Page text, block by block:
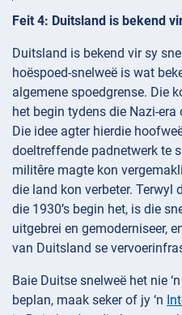
Feit 4: Duitsland is bekend
Duitsland is bekend vir sy
hoëspoed-snelweë is wat
algemene spoedgrense. Die
het begin tydens die Nazi-
Die idee agter hierdie
doeltreffende padnetwerk te
militêre magte kon
die land kon verbeter. Terwyl
die 1930’s begin het, is die
uitgebrei en gemoderniseer,
van Duitsland se
Baie Duitse snelweë het nie
beplan, maak seker of jy ‘n